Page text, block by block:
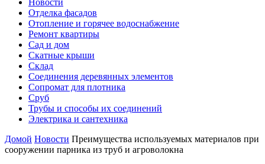
Новости
Отделка фасадов
Отопление и горячее водоснабжение
Ремонт квартиры
Сад и дом
Скатные крыши
Склад
Соединения деревянных элементов
Сопромат для плотника
Сруб
Трубы и способы их соединений
Электрика и сантехника
Домой Новости Преимущества используемых материалов при
сооружении парника из труб и агроволокна